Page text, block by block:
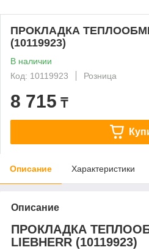
ПРОКЛАДКА
(10119923)
В наличии
Код: 10119923
Розница
8 715 ₸
Описание Характеристики
Описание
ПРОКЛАДКА
LIEBHERR (10119923)